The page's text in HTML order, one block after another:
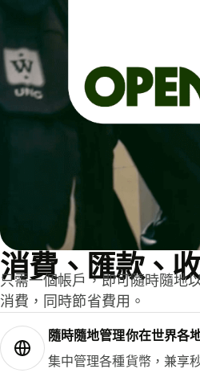
消費、匯款、
只需一個帳戶，即可隨時隨地
消費，同時節省費用。
隨時隨地管理你在世界各
集中管理各種貨幣，兼享